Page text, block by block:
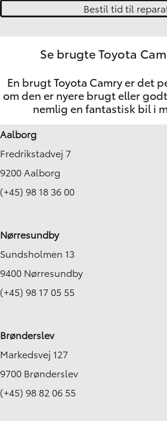
Bestil tid til
Se brugte Toyota
En brugt Toyota Camry er det
om den er nyere brugt eller
nemlig en fantastisk bil i
Aalborg
Fredrikstadvej 7
9200 Aalborg
(+45) 98 18 36 00
Nørresundby
Sundsholmen 13
9400 Nørresundby
(+45) 98 17 05 55
Brønderslev
Markedsvej 127
9700 Brønderslev
(+45) 98 82 06 55